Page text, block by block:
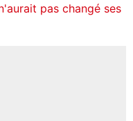
pas changé ses